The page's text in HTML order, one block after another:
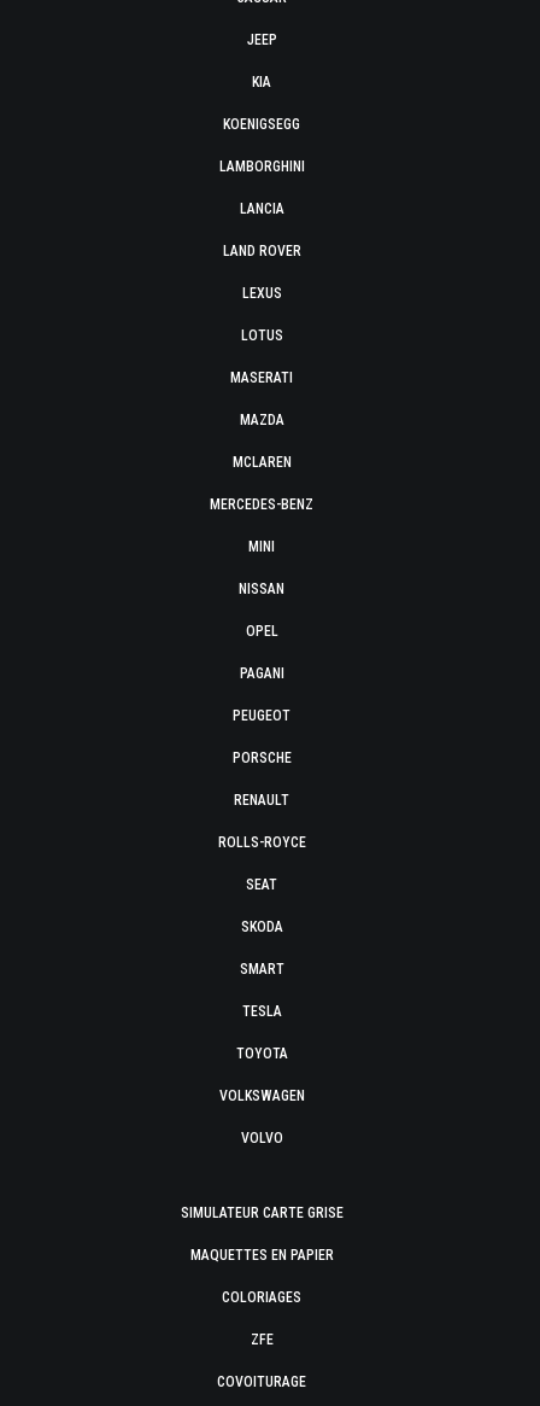
JEEP
KIA
KOENIGSEGG
LAMBORGHINI
LANCIA
LAND ROVER
LEXUS
LOTUS
MASERATI
MAZDA
MCLAREN
MERCEDES-BENZ
MINI
NISSAN
OPEL
PAGANI
PEUGEOT
PORSCHE
RENAULT
ROLLS-ROYCE
SEAT
SKODA
SMART
TESLA
TOYOTA
VOLKSWAGEN
VOLVO
SIMULATEUR CARTE GRISE
MAQUETTES EN PAPIER
COLORIAGES
ZFE
COVOITURAGE